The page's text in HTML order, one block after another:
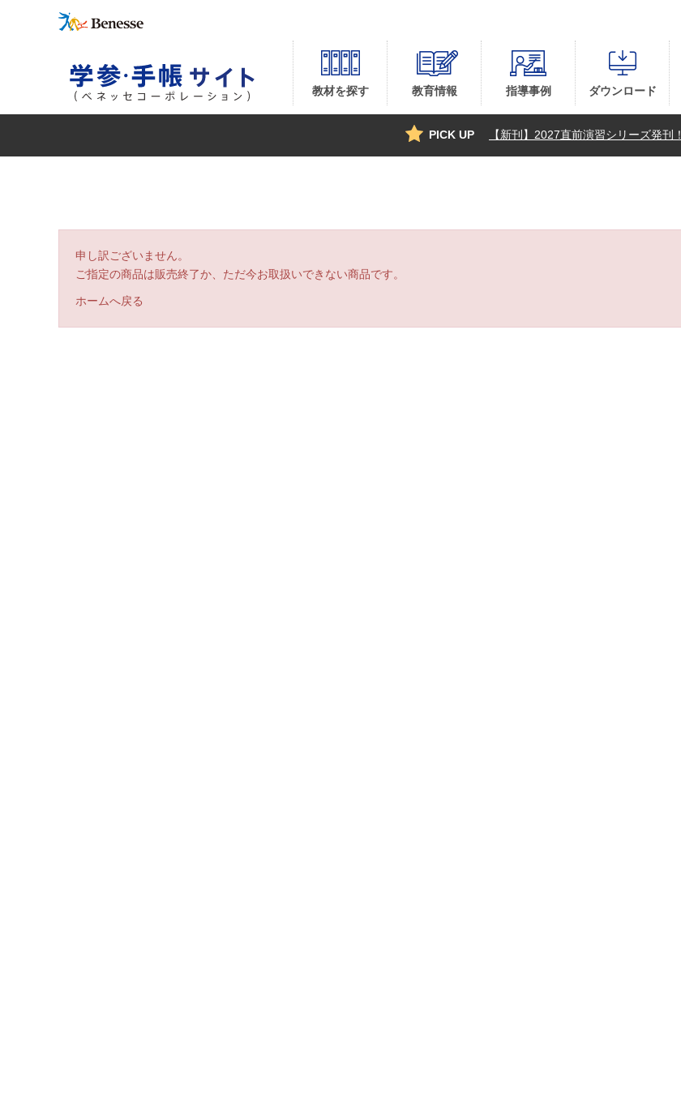
教材を探す 教育情報 指導事例 ダウンロード
PICK UP 【新刊】2027直前演習シリーズ発刊！
申し訳ございません。
ご指定の商品は販売終了か、ただ今お取扱いできない商品です。
ホームへ戻る